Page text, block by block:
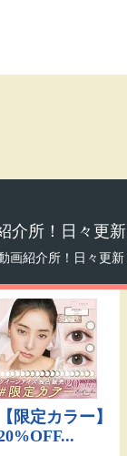
介所！日々更新
画紹介所！日々更新